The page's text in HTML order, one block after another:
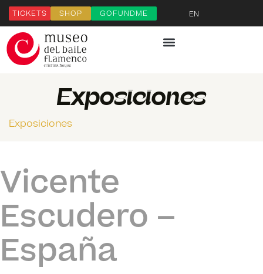
TICKETS SHOP GOFUNDME EN
Exposiciones
Exposiciones
Vicente
Escudero –
España